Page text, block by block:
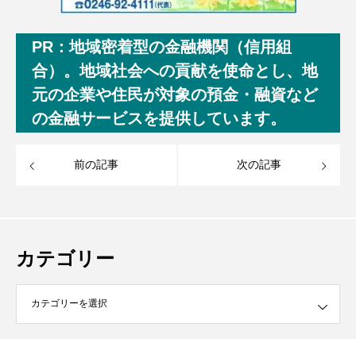
PR：地域密着型の金融機関（信用組
合）。地域社会への貢献を使命とし、地
元の企業や住民が対象の預金・融資など
の金融サービスを提供しています。
前の記事 次の記事
カテゴリー